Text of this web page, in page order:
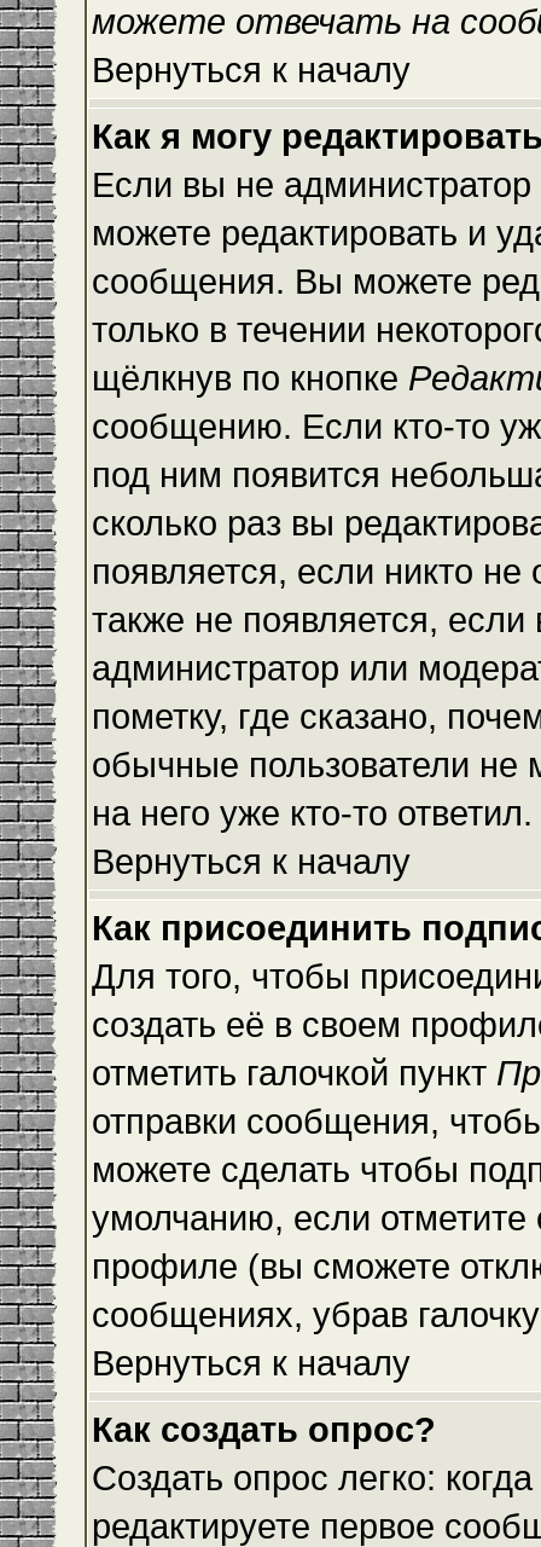
можете отвечать на
Вернуться к началу
Как я могу
Если вы не
можете редактировать и
сообщения. Вы можете
только в течении
щёлкнув по кнопке
сообщению. Если кто-то
под ним появится
сколько раз вы
появляется, если никто
также не появляется,
администратор или
пометку, где сказано,
обычные пользователи не
на него уже кто-то ответил.
Вернуться к началу
Как присоединить
Для того, чтобы
создать её в своем
отметить галочкой пункт
отправки сообщения,
можете сделать чтобы
умолчанию, если
профиле (вы сможете
сообщениях, убрав
Вернуться к началу
Как создать опрос?
Создать опрос легко:
редактируете первое